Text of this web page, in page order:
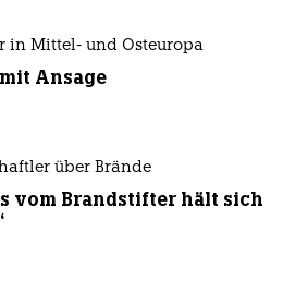
in Mittel- und Osteuropa
Ansage
über Brände
vom Brandstifter hält sich